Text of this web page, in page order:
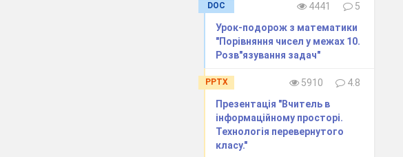
DOC 4441
5
Урок-подорож з математики
"Порівняння чисел у межах 10.
Розв"язування задач"
PPTX 5910
4.8
Презентація "Вчитель в
інформаційному просторі.
Технологія перевернутого
класу."